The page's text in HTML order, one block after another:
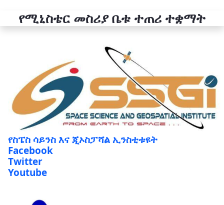
የሚኒስቴር መስሪያ ቤቱ ተጠሪ ተቋማት
የስፔስ ሳይንስ እና ጂኦስፓሻል ኢንስቲቱዩት
Facebook
Twitter
Youtube